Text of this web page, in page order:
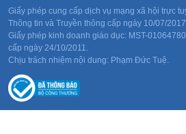
Giấy phép cung cấp dịch vụ mạng xã hội trực
Thông tin và Truyền thông cấp ngày 10/07/
Giấy phép kinh doanh giáo dục: MST-
cấp ngày 24/10/2011.
Chịu trách nhiệm nội dung: Phạm Đức Tuệ.